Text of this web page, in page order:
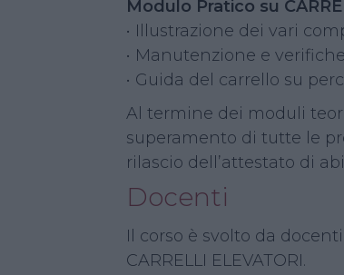
Modulo Pratico su
• Illustrazione dei vari
• Manutenzione e
• Guida del carrello su
Al termine dei moduli
superamento di tutte le
rilascio dell’attestato di
Docenti
Il corso è svolto da
CARRELLI ELEVATORI.